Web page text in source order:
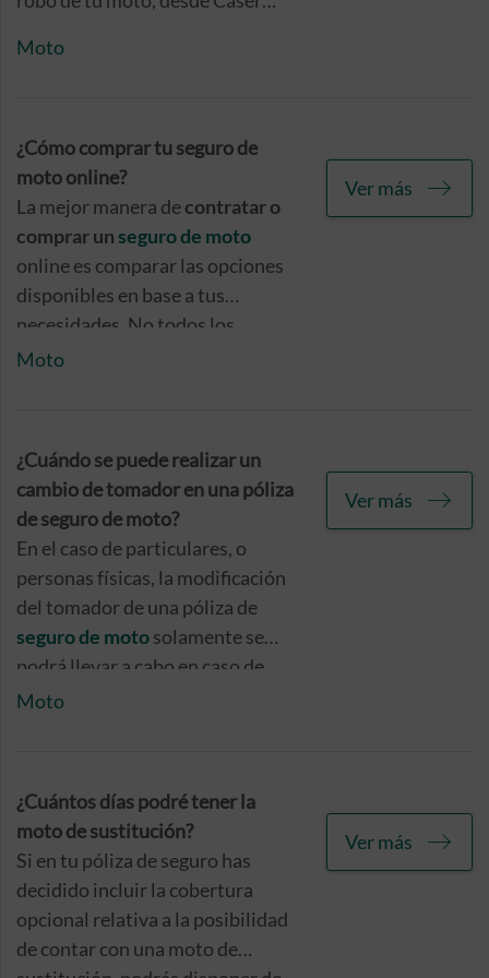
realices la correspondiente
siguientes 24 horas, poniendo en
práctica, además, las siguientes
medidas.
Moto
¿Cómo comprar tu seguro de
moto online?
La mejor manera decontratar o
comprar unseguro de moto
online es comparar las opciones
disponibles en base a tus
necesidades. No todos los
seguros de moto son iguales ni
Moto
Ver más
¿Cuándo se puede realizar un
cambio de tomador en una póliza
de seguro de moto?
En el caso de particulares, o
personas físicas, la modificación
del tomador de una póliza de
seguro de motosolamente se
podrá llevar a cabo en caso de
fallecimiento.
Moto
Ver más
¿Cuántos días podré tener la
moto de sustitución?
Si en tu póliza de seguro has
decidido incluir la cobertura
opcional relativa a la posibilidad
de contar con una moto de
Ver más